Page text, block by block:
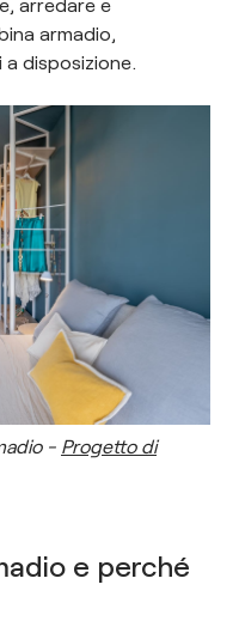
armadio,
a disposizione.
- Progetto di
e perché